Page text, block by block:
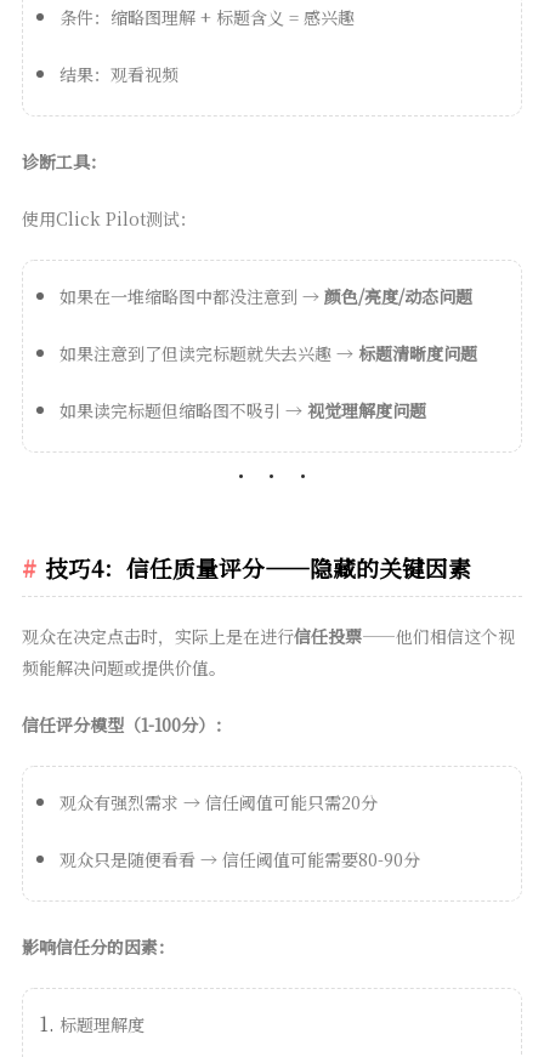
条件：缩略图理解 + 标题含义 = 感兴趣
结果：观看视频
诊断工具：
使用Click Pilot测试：
如果在一堆缩略图中都没注意到 → 颜色/亮度/动态问题
如果注意到了但读完标题就失去兴趣 → 标题清晰度问题
如果读完标题但缩略图不吸引 → 视觉理解度问题
技巧4：信任质量评分——隐藏的关键因素
观众在决定点击时，实际上是在进行信任投票——他们相信这个视
频能解决问题或提供价值。
信任评分模型（1-100分）：
观众有强烈需求 → 信任阈值可能只需20分
观众只是随便看看 → 信任阈值可能需要80-90分
影响信任分的因素：
标题理解度